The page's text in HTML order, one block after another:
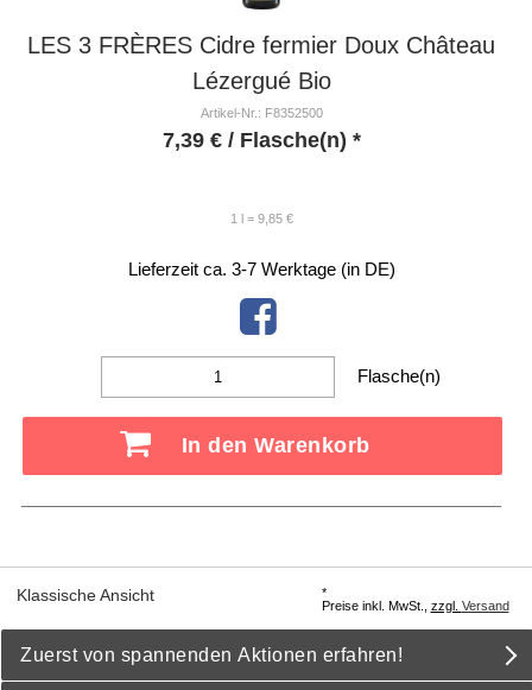
LES 3 FRÈRES Cidre fermier Doux Château
Lézergué Bio
Artikel-Nr.: F8352500
7,39 €/ Flasche(n) *
1 l = 9,85 €
Lieferzeit ca. 3-7 Werktage (in DE)
Flasche(n)
In den Warenkorb
Klassische Ansicht
*
Preise inkl. MwSt., zzgl. Versand
Zuerst von spannenden Aktionen erfahren!